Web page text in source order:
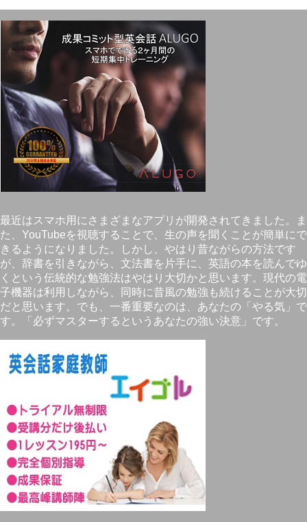
最近はスマホ用にさまざまなアプリが開発されてきました。ま
た、YouTubeを視聴することで、生の声を聞くことが簡単にで
きるようになりました。しかし、やはり昔ながらの方法です
が、辞書を引きながら、文法書を片手に、英語の本を読んでゆ
くという伝統的な勉強法はやはり大切かと思います。現代の電
子機器は利用しながら、同時に昔風の勉強も続けることが大切
だと思います。でも、一番重要なのは、あなたの「やる気」で
す。「必ずマスターするというあなたの強い決意」です。